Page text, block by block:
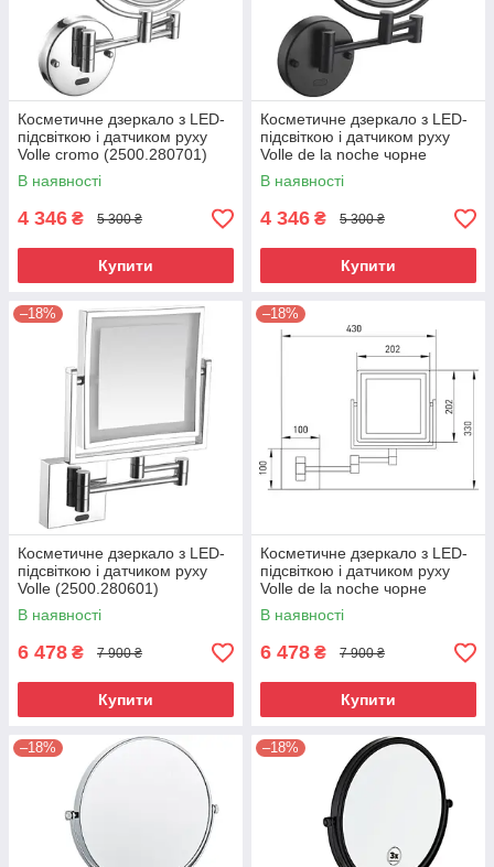
Косметичне дзеркало з LED-
підсвіткою і датчиком руху
Volle cromo (2500.280701)
В наявності
4 346 ₴ 5 300 ₴
Купити
Косметичне дзеркало з LED-
підсвіткою і датчиком руху
Volle de la noche чорне
(2500.280704)
В наявності
4 346 ₴ 5 300 ₴
Купити
–18%
Косметичне дзеркало з LED-
підсвіткою і датчиком руху
Volle (2500.280601)
В наявності
6 478 ₴ 7 900 ₴
Купити
–18%
Косметичне дзеркало з LED-
підсвіткою і датчиком руху
Volle de la noche чорне
(2500.280604)
В наявності
6 478 ₴ 7 900 ₴
Купити
–18% –18%